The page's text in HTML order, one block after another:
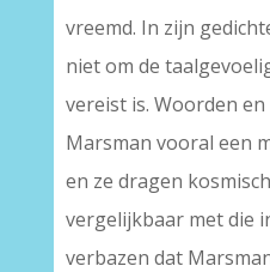
vreemd. In zijn
niet om de
vereist is. Woorden
Marsman vooral een
en ze dragen
vergelijkbaar met die
verbazen dat